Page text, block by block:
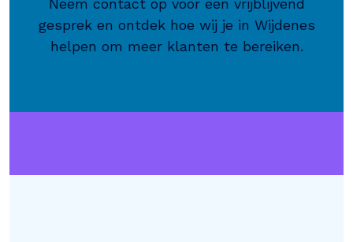
Neem contact op voor een vrijblijvend
gesprek en ontdek hoe wij je in Wijdenes
helpen om meer klanten te bereiken.